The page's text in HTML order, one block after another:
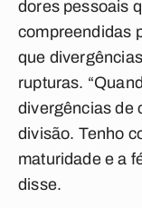
dores pessoais
compreendidas
que
rupturas.
divergências de
divisão. Tenho
maturidade e a
disse.